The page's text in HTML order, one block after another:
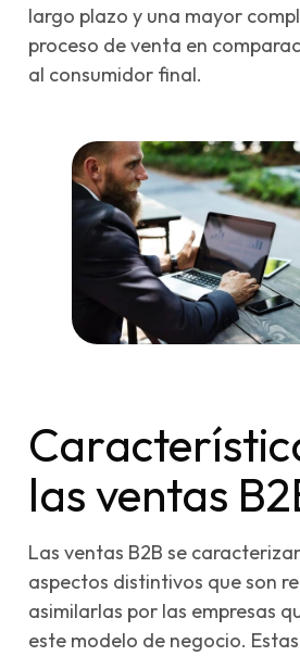
largo plazo y una mayor
proceso de venta en
al consumidor final.
las ventas
Las ventas B2B se
aspectos distintivos que son
asimilarlas por las empresas
este modelo de negocio.